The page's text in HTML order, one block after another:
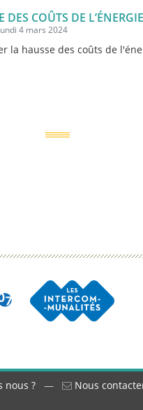
DES COÛTS DE
4 mars 2024
la hausse des coûts de
nous ? — Nous